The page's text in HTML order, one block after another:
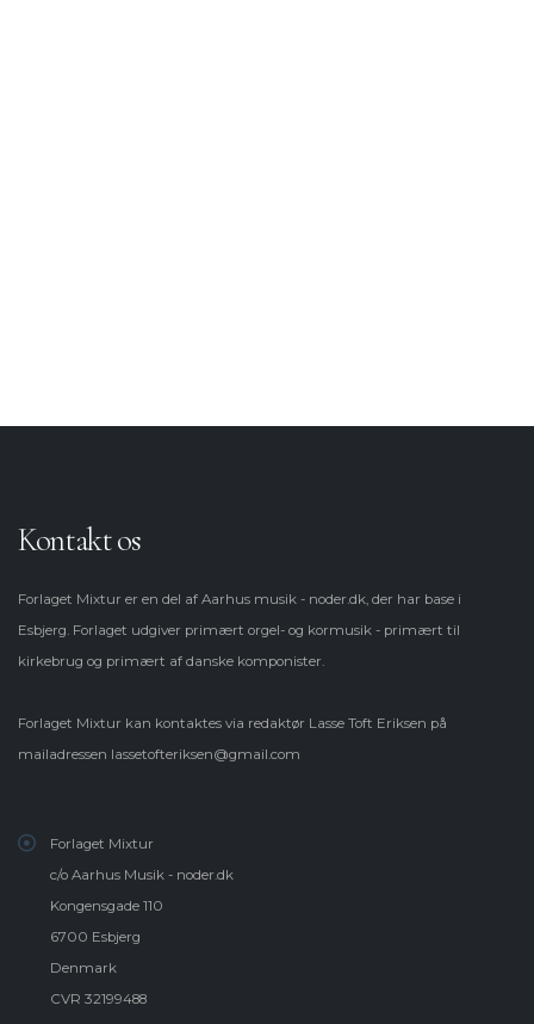
Kontakt os
Forlaget Mixtur er en del af Aarhus musik - noder.dk, der har base i
Esbjerg. Forlaget udgiver primært orgel- og kormusik - primært til
kirkebrug og primært af danske komponister.
Forlaget Mixtur kan kontaktes via redaktør Lasse Toft Eriksen på
mailadressen lassetofteriksen@gmail.com
Forlaget Mixtur
c/o Aarhus Musik - noder.dk
Kongensgade 110
6700 Esbjerg
Denmark
CVR 32199488